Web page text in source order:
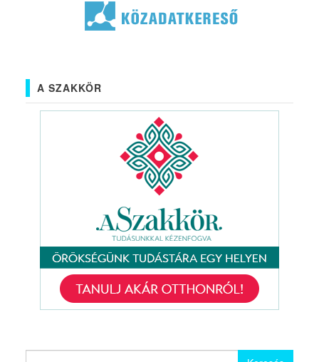
A SZAKKÖR